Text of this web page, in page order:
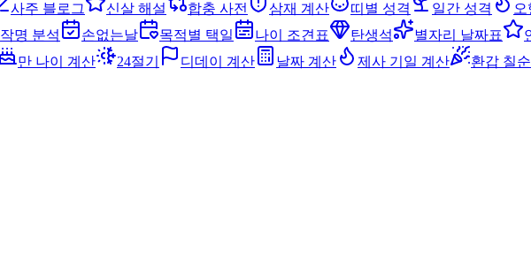
사주 블로그 신살 해설 합충 사전 삼재 계산 띠별 성격 일간 성격 오
작명 분석 손없는날 목적별 택일 나이 조견표 탄생석 별자리 날짜표
만 나이 계산 24절기 디데이 계산 날짜 계산 제사 기일 계산 환갑 칠